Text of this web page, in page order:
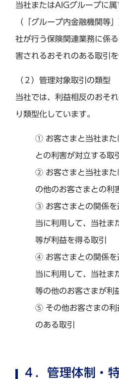
当社またはAIGグループに
（「グループ内金融機関等
社が行う保険関連業務に係
害されるおそれのある取引を
（２）管理対象取引の類型
当社では、利益相反のおそ
り類型化しています。
① お客さまと当社また
との利害が対立する取引
② お客さまと当社また
の他のお客さまとの利
③ お客さまとの関係を
当に利用して、当社ま
等が利益を得る取引
④ お客さまとの関係を
当に利用して、当社ま
等の他のお客さまが利
⑤ その他お客さまの利
のある取引
４．管理体制・